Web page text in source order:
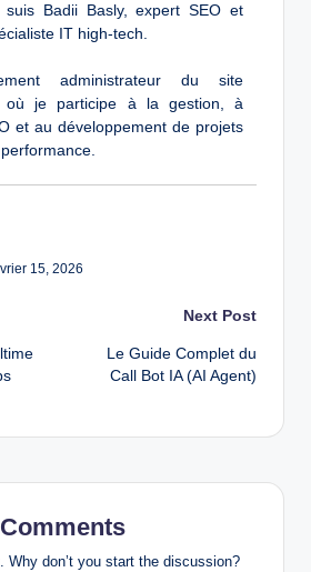
suis Badii Basly, expert SEO et
IT high-tech.
administrateur du site
où je participe à la gestion, à
et au développement de projets
15, 2026
Next Post
Le Guide Complet du
Call Bot IA (AI Agent)
Comments
Why don’t you start the discussion?